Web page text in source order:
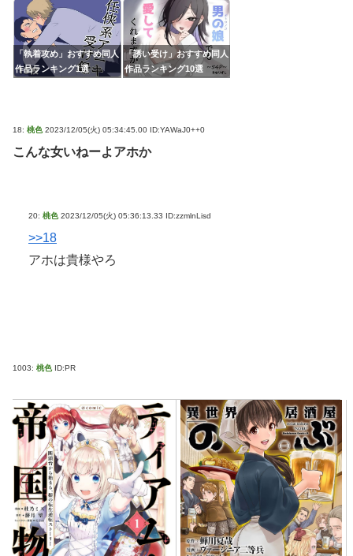
「執着攻め」おすすめ同人
作品ランキング1選
「誘い受け」おすすめ同人
作品ランキング10選
18: 桃色 2023/12/05(火) 05:34:45.00 ID:YAWaJ0++0
こんな女いねーよアホか
20: 桃色 2023/12/05(火) 05:36:13.33 ID:zzmlnLisd
>>18
アホは貴様やろ
1003: 桃色 ID:PR